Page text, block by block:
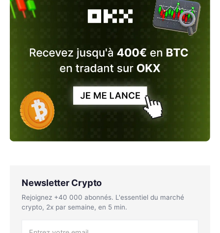
Newsletter Crypto
Rejoignez +40 000 abonnés. L'essentiel du marché
crypto, 2x par semaine, en 5 min.